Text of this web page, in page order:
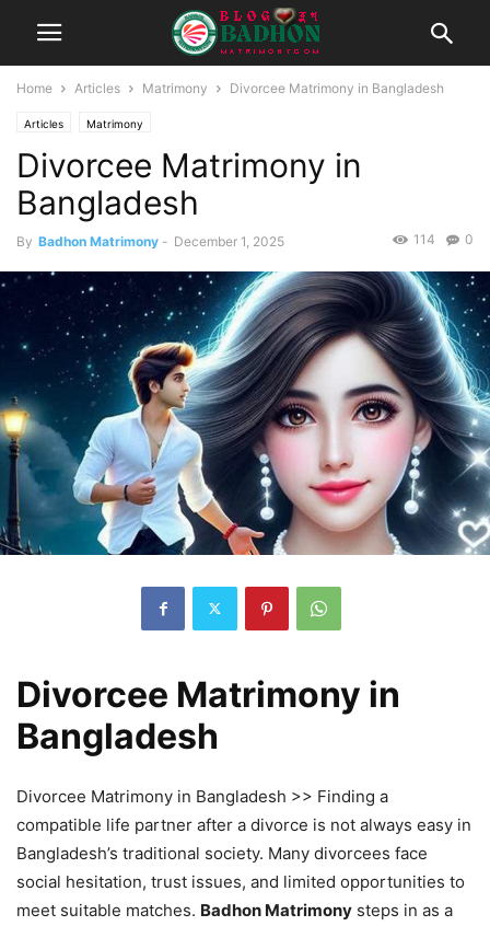
Home Articles Matrimony Divorcee Matrimony in Bangladesh
Articles Matrimony
Divorcee Matrimony in
Bangladesh
By Badhon Matrimony - December 1, 2025 0
114
Divorcee Matrimony in
Bangladesh
Divorcee Matrimony in Bangladesh >> Finding a
compatible life partner after a divorce is not always easy in
Bangladesh’s traditional society. Many divorcees face
social hesitation, trust issues, and limited opportunities to
meet suitable matches. Badhon Matrimony steps in as a